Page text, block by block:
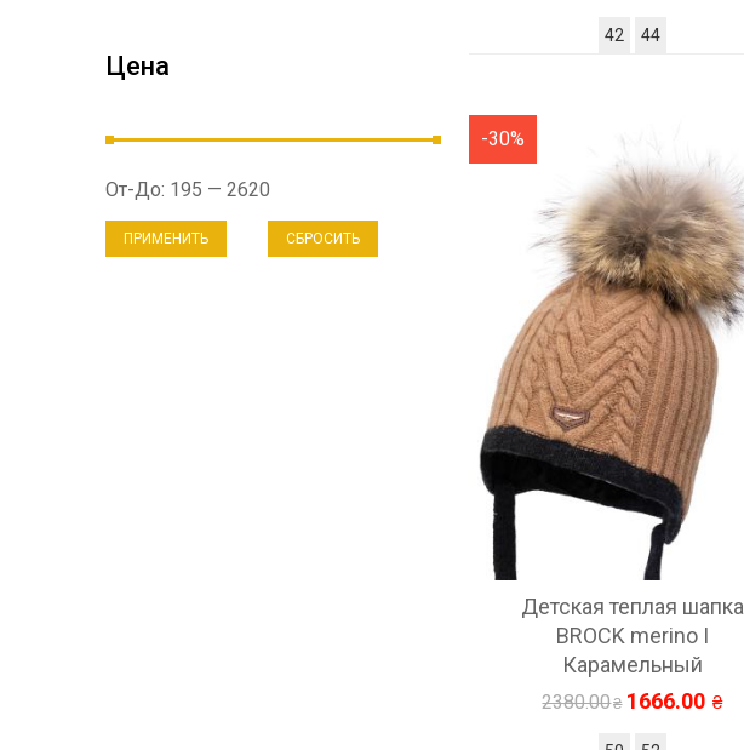
Цена
От-До: 195 — 2620
СБРОСИТЬ
42 44
-30%
Детская теплая шапка
BROCK merino I
Карамельный
2380.00 1666.00